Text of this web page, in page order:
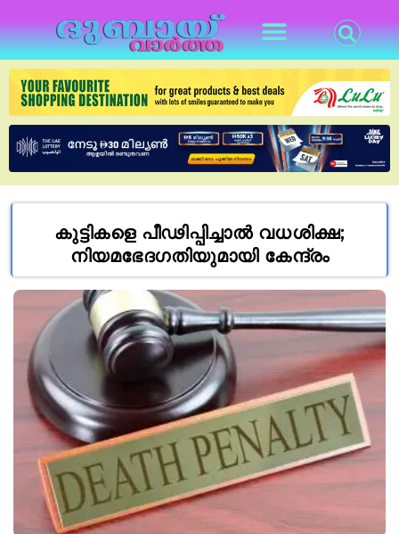
കുട്ടികളെ പീഢിപ്പിച്ചാൽ വധശിക്ഷ;
നിയമഭേദഗതിയുമായി കേന്ദ്രം